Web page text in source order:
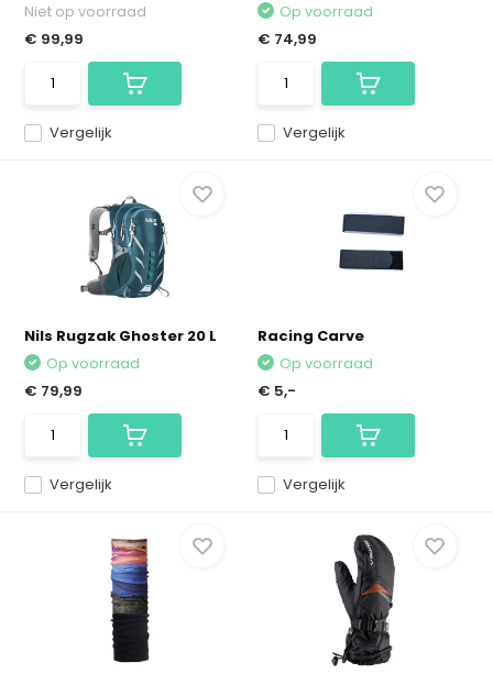
Vergelijk
Niet op voorraad
€ 99,99
Vergelijk
Op voorraad
€ 74,99
Nils Rugzak Ghoster 20 L
Vergelijk
Op voorraad
€ 79,99
Racing Carve
Vergelijk
Op voorraad
€ 5,-